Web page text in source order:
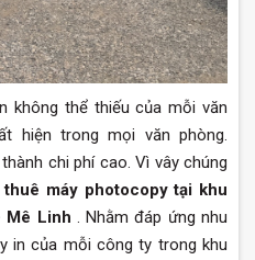
không thể thiếu của mỗi văn
hiện trong mọi văn phòng.
chi phí cao. Vì vây chúng
thuê máy photocopy tại khu
Mê Linh . Nhằm đáp ứng nhu
in của mỗi công ty trong khu